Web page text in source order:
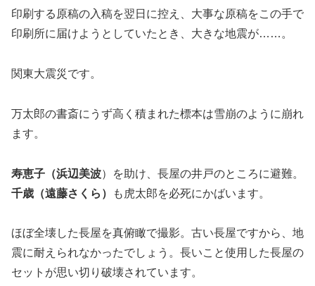
印刷する原稿の入稿を翌日に控え、大事な原稿をこの手で
印刷所に届けようとしていたとき、大きな地震が……。
関東大震災です。
万太郎の書斎にうず高く積まれた標本は雪崩のように崩れ
ます。
寿恵子（浜辺美波）を助け、長屋の井戸のところに避難。
千歳（遠藤さくら）
も虎太郎を必死にかばいます。
ほぼ全壊した長屋を真俯瞰で撮影。古い長屋ですから、地
震に耐えられなかったでしょう。長いこと使用した長屋の
セットが思い切り破壊されています。